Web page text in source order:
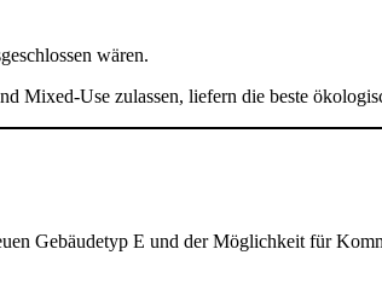
wären.
Mixed-Use zulassen, liefern die beste
Gebäudetyp E und der Möglichkeit für